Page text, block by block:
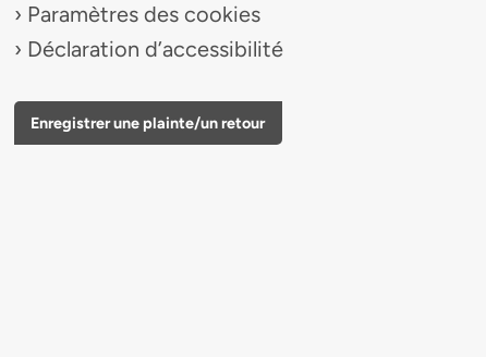
Paramètres des cookies
Déclaration d’accessibilité
Enregistrer une plainte/un retour